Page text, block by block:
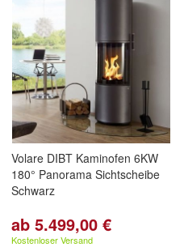
Volare DIBT Kaminofen 6KW
180° Panorama Sichtscheibe
Schwarz
ab 5.499,00 €
Kostenloser Versand